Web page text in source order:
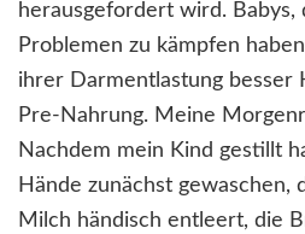
herausgefordert wird. Babys,
Problemen zu kämpfen
ihrer Darmentlastung besser
Pre-Nahrung. Meine
Nachdem mein Kind gestillt
Hände zunächst gewaschen,
Milch händisch entleert, die